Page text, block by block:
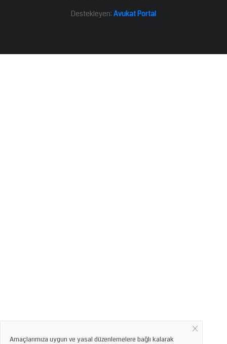
Destekleyen: Avukat Portal
Amaçlarımıza uygun ve yasal düzenlemelere bağlı kalarak